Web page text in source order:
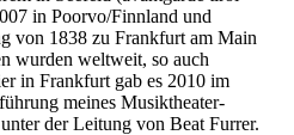
in Poorvo/Finnland und
von 1838 zu Frankfurt am Main
wurden weltweit, so auch
in Frankfurt gab es 2010 im
meines Musiktheater-
der Leitung von Beat Furrer.